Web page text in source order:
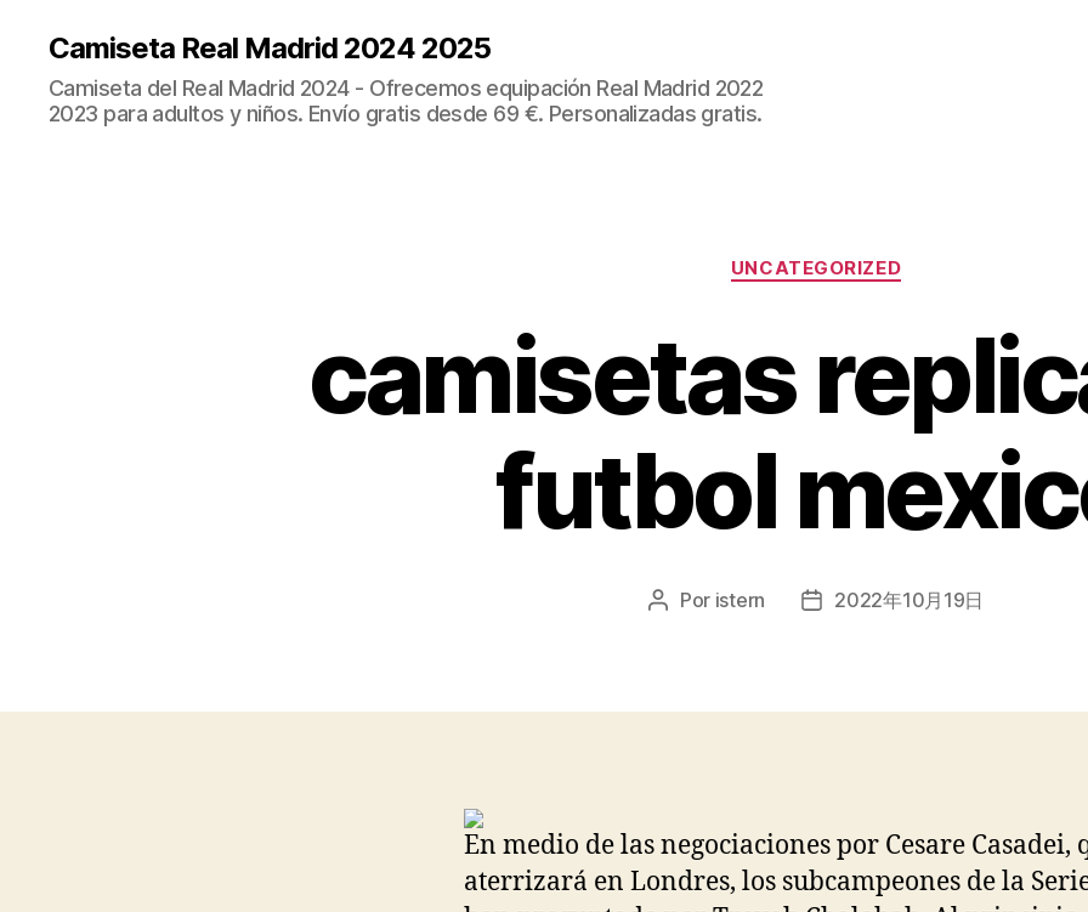
Camiseta Real Madrid 2024 2025
Camiseta del Real Madrid 2024 - Ofrecemos equipación Real Madrid 2022
2023 para adultos y niños. Envío gratis desde 69 €. Personalizadas gratis.
Categorías
UNCATEGORIZED
camisetas
futbol
Autor
Por istern
Fecha2022年10月19日
En medio de las negociaciones por Cesare Casadei,
aterrizará en Londres, los subcampeones de la